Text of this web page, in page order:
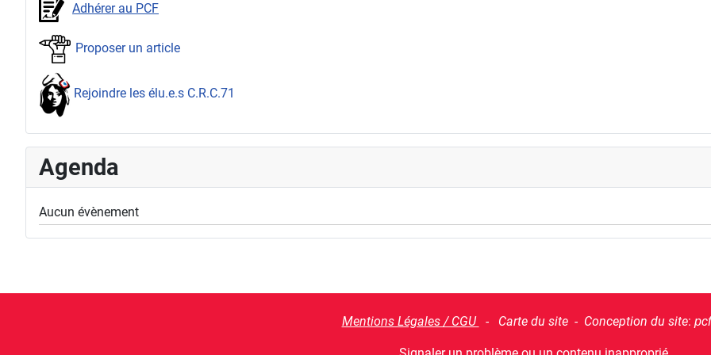
Adhérer au PCF
Proposer un article
Rejoindre les élu.e.s C.R.C.71
Agenda
Aucun évènement
Mentions Légales / CGU - Carte du site - Conception du site: